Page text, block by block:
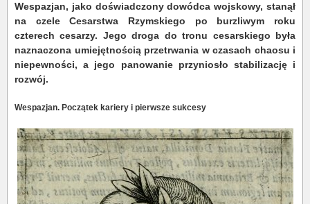
Wespazjan, jako doświadczony dowódca wojskowy, stanął
na czele Cesarstwa Rzymskiego po burzliwym roku
czterech cesarzy. Jego droga do tronu cesarskiego była
naznaczona umiejętnością przetrwania w czasach chaosu i
niepewności, a jego panowanie przyniosło stabilizację i
rozwój.
Wespazjan. Początek kariery i pierwsze sukcesy